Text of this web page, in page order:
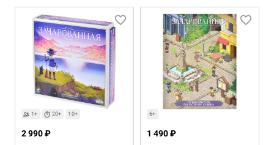
1+ 20+ 10+
2 990 ₽
6+
1 490 ₽